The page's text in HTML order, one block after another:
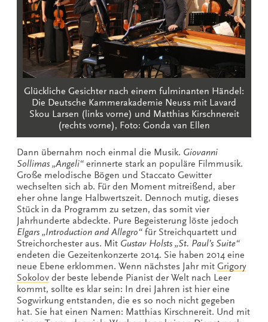
Glückliche Gesichter nach einem fulminanten Händel:
Die Deutsche Kammerakademie Neuss mit Lavard
Skou Larsen (links vorne) und Matthias Kirschnereit
(rechts vorne), Foto: Gonda van Ellen
Dann übernahm noch einmal die Musik. Giovanni
Sollimas „Angeli“ erinnerte stark an populäre Filmmusik.
Große melodische Bögen und Staccato Gewitter
wechselten sich ab. Für den Moment mitreißend, aber
eher ohne lange Halbwertszeit. Dennoch mutig, dieses
Stück in da Programm zu setzen, das somit vier
Jahrhunderte abdeckte. Pure Begeisterung löste jedoch
Elgars „Introduction and Allegro“ für Streichquartett und
Streichorchester aus. Mit Gustav Holsts „St. Paul’s Suite“
endeten die Gezeitenkonzerte 2014. Sie haben 2014 eine
neue Ebene erklommen. Wenn nächstes Jahr mit Grigory
Sokolov der beste lebende Pianist der Welt nach Leer
kommt, sollte es klar sein: In drei Jahren ist hier eine
Sogwirkung entstanden, die es so noch nicht gegeben
hat. Sie hat einen Namen: Matthias Kirschnereit. Und mit